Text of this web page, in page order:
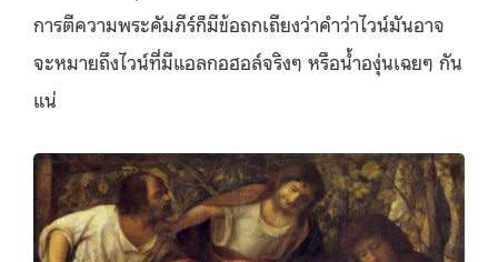
การตีความพระคัมภีร์ก็มีข้อถกเถียงว่าคำว่าไวน์มันอาจ
จะหมายถึงไวน์ที่มีแอลกอฮอล์จริงๆ หรือน้ำองุ่นเฉยๆ กัน
แน่